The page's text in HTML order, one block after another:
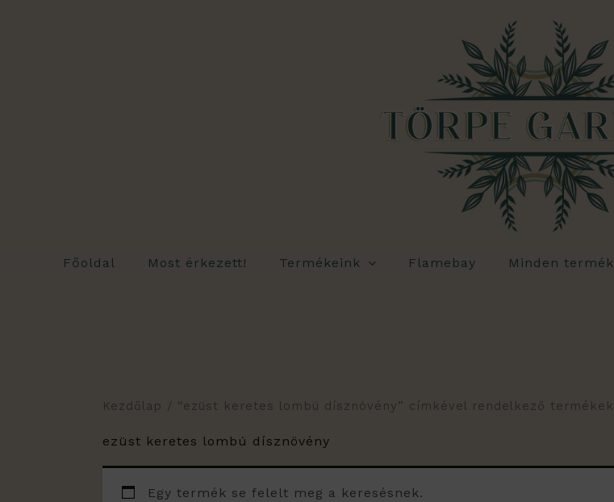
Főoldal Most érkezett! Termékeink Flamebay Minden termék
Kezdőlap / “ezüst keretes lombú dísznövény” címkével rendelkező termékek
ezüst keretes lombú dísznövény
Egy termék se felelt meg a keresésnek.